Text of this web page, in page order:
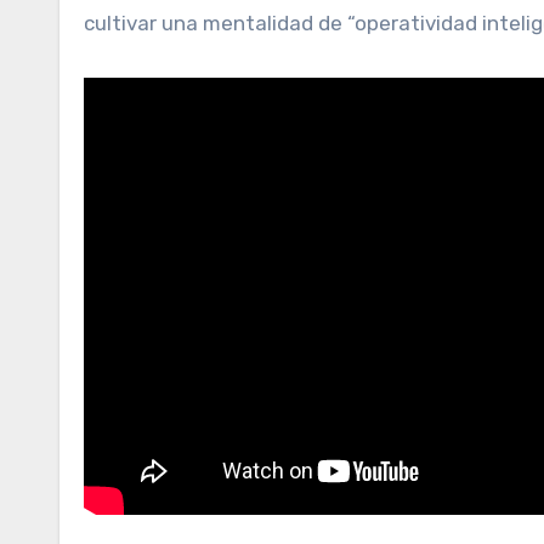
cultivar una mentalidad de “operatividad